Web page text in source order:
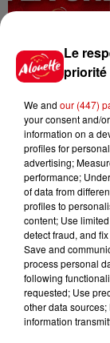
Le
priorité
We and our (447)
your consent and/
information on a
profiles for
advertising;
performance;
of data from
profiles to
content; Use
detect fraud, and
Save and
process personal
following
requested; Use
other data
information